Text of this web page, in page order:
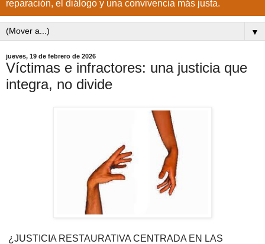
reparación, el diálogo y una convivencia más justa.
▼
jueves, 19 de febrero de 2026
Víctimas e infractores: una justicia que
integra, no divide
¿JUSTICIA RESTAURATIVA CENTRADA EN LAS